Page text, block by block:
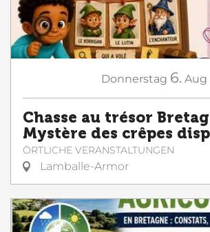
Donnerstag 6. Aug
Chasse au trésor
Mystère des crêpes
ÖRTLICHE VERANSTALTUNGEN
Lamballe-Armor